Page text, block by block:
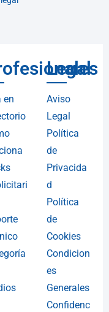
en
Legal
Aviso
Legal
Política
de
Privacida
d
Política
de
Cookies
Condicion
es
Generales
Confidenc